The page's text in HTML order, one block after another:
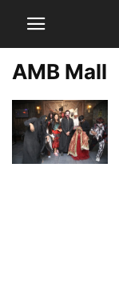
AMB Mall